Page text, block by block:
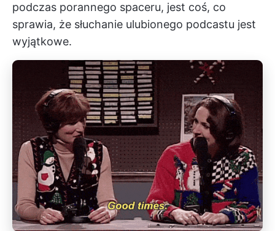
podczas porannego spaceru, jest coś, co
sprawia, że słuchanie ulubionego podcastu jest
wyjątkowe.